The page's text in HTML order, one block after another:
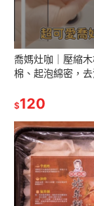
￼喬媽灶咖｜壓縮
棉、起泡綿密，
$120